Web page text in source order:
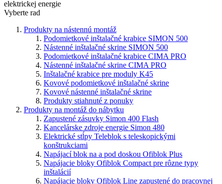
elektrickej energie
Vyberte rad
Produkty na nástennú montáž
Podomietkové inštalačné krabice SIMON 500
Nástenné inštalačné skrine SIMON 500
Podomietkové inštalačné krabice CIMA PRO
Nástenné inštalačné skrine CIMA PRO
Inštalačné krabice pre moduly K45
Kovové podomietkové inštalačné skrine
Kovové nástenné inštalačné skrine
Produkty stiahnuté z ponuky
Produkty na montáž do nábytku
Zapustené zásuvky Simon 400 Flash
Kancelárske zdroje energie Simon 480
Elektrické stĺpy Teleblok s teleskopickými
konštrukciami
Napájací blok na a pod doskou Ofiblok Plus
Napájacie bloky Ofiblok Compact pre rôzne typy
inštalácií
Napájacie bloky Ofiblok Line zapustené do pracovnej